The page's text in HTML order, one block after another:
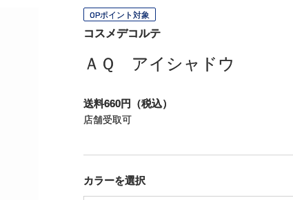
OPポイント対象
コスメデコルテ
ＡＱ アイシャドウ
送料660円（税込）
店舗受取可
カラーを選択